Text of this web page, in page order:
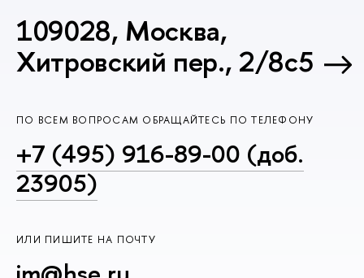
109028, Москва,
Хитровский пер., 2/8с5
ПО ВСЕМ ВОПРОСАМ ОБРАЩАЙТЕСЬ ПО ТЕЛЕФОНУ
+7 (495) 916-89-00 (доб.
23905)
ИЛИ ПИШИТЕ НА ПОЧТУ